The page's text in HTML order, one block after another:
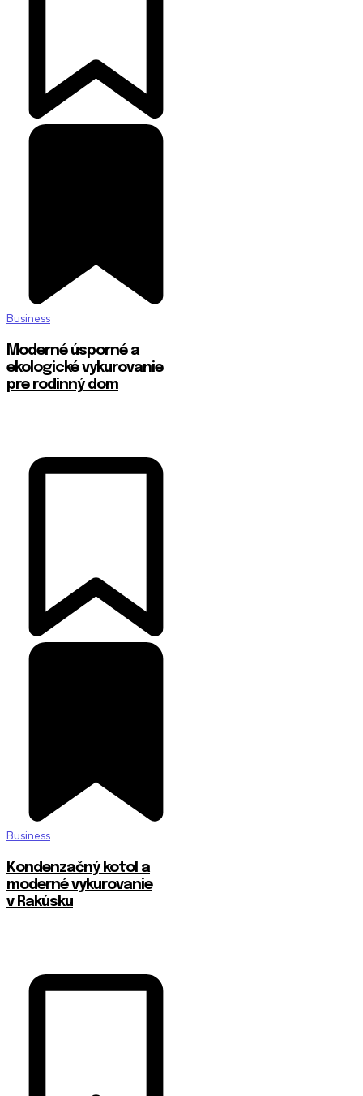
Business
Moderné úsporné a
ekologické vykurovanie
pre rodinný dom
Business
Kondenzačný kotol a
moderné vykurovanie
v Rakúsku